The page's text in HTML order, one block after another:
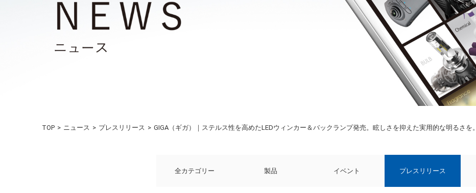
TOP ニュース プレスリリース GIGA（ギガ）｜ステルス性を高めたLEDウィンカー＆バックランプ発売。眩しさを抑えた実用的な明るさを。
全カテゴリー 製品 イベント プレスリリース